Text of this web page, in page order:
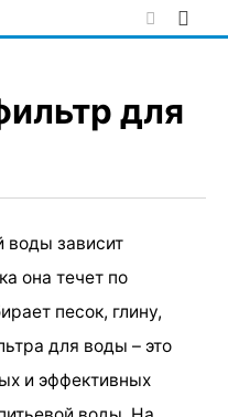
для
воды зависит
она течет по
песок, глину,
для воды – это
и эффективных